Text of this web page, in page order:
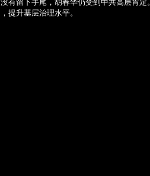
有留下手尾，胡春华仍受到中共高层肯定
提升基层治理水平。